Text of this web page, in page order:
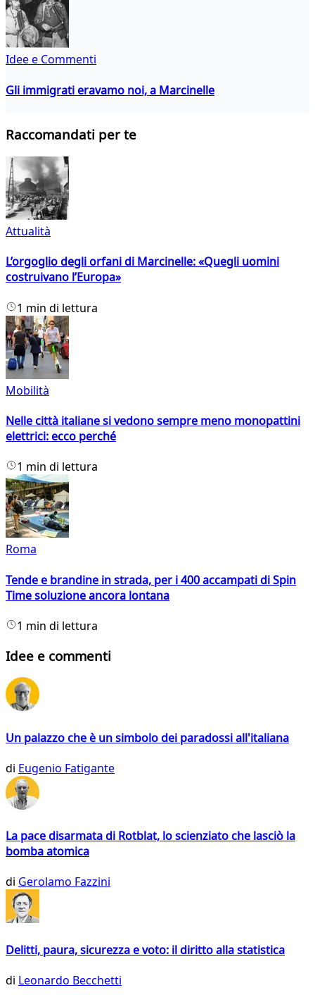
Idee e Commenti
Gli immigrati eravamo noi, a Marcinelle
Raccomandati per te
Attualità
L’orgoglio degli orfani di Marcinelle: «Quegli uomini
costruivano l’Europa»
1 min di lettura
Mobilità
Nelle città italiane si vedono sempre meno monopattini
elettrici: ecco perché
1 min di lettura
Roma
Tende e brandine in strada, per i 400 accampati di Spin
Time soluzione ancora lontana
1 min di lettura
Idee e commenti
Un palazzo che è un simbolo dei paradossi all'italiana
di Eugenio Fatigante
La pace disarmata di Rotblat, lo scienziato che lasciò la
bomba atomica
di Gerolamo Fazzini
Delitti, paura, sicurezza e voto: il diritto alla statistica
di Leonardo Becchetti